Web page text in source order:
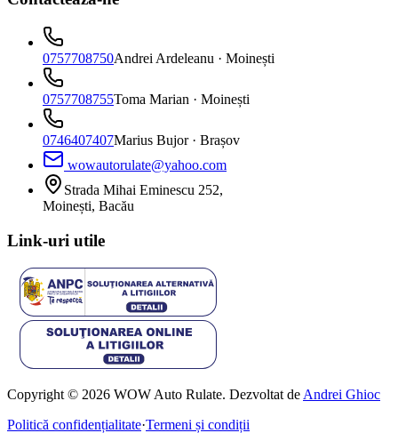
0757708750Andrei Ardeleanu · Moinești
0757708755Toma Marian · Moinești
0746407407Marius Bujor · Brașov
wowautorulate@yahoo.com
Strada Mihai Eminescu 252,
Moinești, Bacău
Link-uri utile
Copyright © 2026 WOW Auto Rulate. Dezvoltat de Andrei Ghioc
Politică confidențialitate·Termeni și condiții